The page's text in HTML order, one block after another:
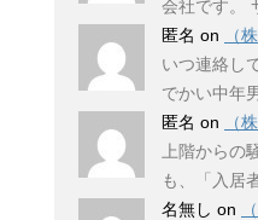
会社です。
匿名 on
（
いつ連絡し
でかい中年
匿名 on
（
上階からの
も、「入居
名無し on